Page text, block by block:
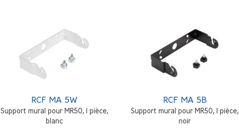
RCF MA 5W
Support mural pour MR50, 1 pièce,
blanc
RCF MA 5B
Support mural pour MR50, 1 pièce,
noir